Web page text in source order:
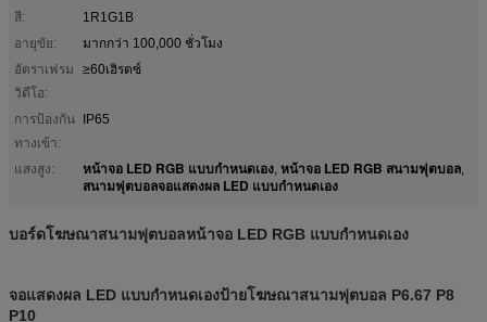
สี:
1R1G1B
อายุขัย:
มากกว่า 100,000 ชั่วโมง
อัตราเฟรม
วิดีโอ:
≥60เฮิรตซ์
การป้องกัน
ทางเข้า:
IP65
แสงสูง: หน้าจอ LED RGB แบบกำหนดเอง, หน้าจอ LED RGB สนามฟุตบอล,
สนามฟุตบอลจอแสดงผล LED แบบกำหนดเอง
บอร์ดโฆษณาสนามฟุตบอลหน้าจอ LED RGB แบบกำหนดเอง
จอแสดงผล LED แบบกำหนดเองป้ายโฆษณาสนามฟุตบอล P6.67 P8
P10